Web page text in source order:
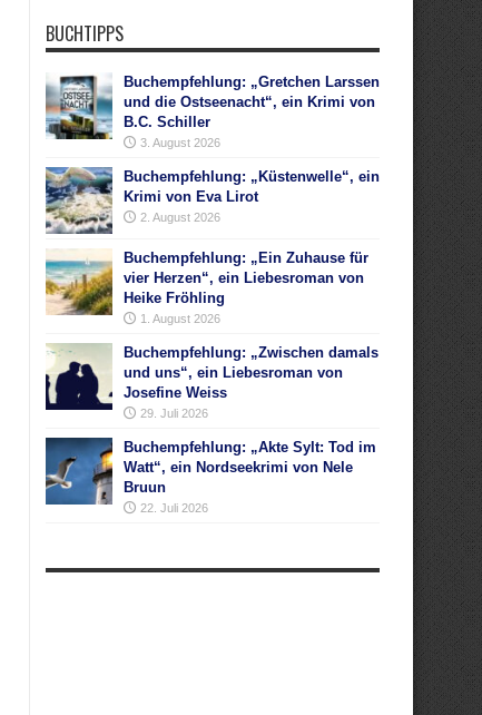
BUCHTIPPS
Buchempfehlung: „Gretchen Larssen
und die Ostseenacht“, ein Krimi von
B.C. Schiller
3. August 2026
Buchempfehlung: „Küstenwelle“, ein
Krimi von Eva Lirot
2. August 2026
Buchempfehlung: „Ein Zuhause für
vier Herzen“, ein Liebesroman von
Heike Fröhling
1. August 2026
Buchempfehlung: „Zwischen damals
und uns“, ein Liebesroman von
Josefine Weiss
29. Juli 2026
Buchempfehlung: „Akte Sylt: Tod im
Watt“, ein Nordseekrimi von Nele
Bruun
22. Juli 2026